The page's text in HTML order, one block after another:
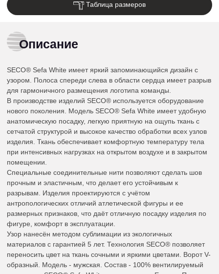
Таблица размеров
Описание
SECO® Sefa White имеет яркий запоминающийся дизайн с
узором. Полоса спереди слева в области сердца имеет разрыв
для гармоничного размещения логотипа команды.
В производстве изделий SECO® используется оборудование
нового поколения. Модель SECO® Sefa White имеет удобную
анатомическую посадку, легкую приятную на ощупь ткань с
сетчатой структурой и высокое качество обработки всех узлов
изделия. Ткань обеспечивает комфортную температуру тела
при интенсивных нагрузках на открытом воздухе и в закрытом
помещении.
Специальные соединительные нити позволяют сделать шов
прочным и эластичным, что делает его устойчивым к
разрывам. Изделия проектируются с учётом
антропологических отличий атлетической фигуры и ее
размерных признаков, что даёт отличную посадку изделия по
фигуре, комфорт в эксплуатации.
Узор нанесён методом сублимации из экологичных
материалов с гарантией 5 лет. Технология SECO® позволяет
переносить цвет на ткань сочными и яркими цветами. Ворот V-
образный. Модель - мужская. Состав - 100% вентилируемый